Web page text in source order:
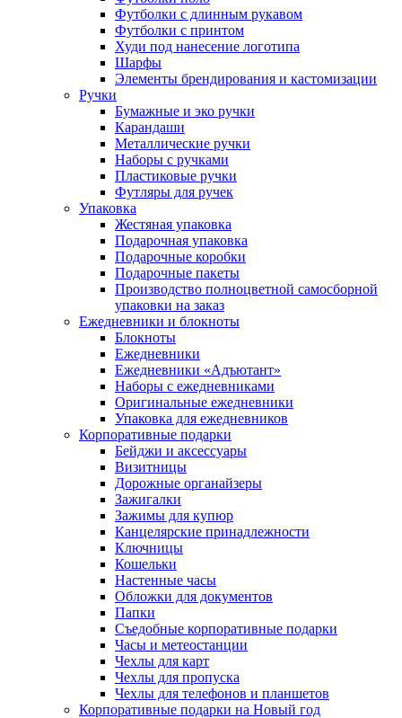
Футболки с длинным рукавом
Футболки с принтом
Худи под нанесение логотипа
Шарфы
Элементы брендирования и кастомизации
Ручки
Бумажные и эко ручки
Карандаши
Металлические ручки
Наборы с ручками
Пластиковые ручки
Футляры для ручек
Упаковка
Жестяная упаковка
Подарочная упаковка
Подарочные коробки
Подарочные пакеты
Производство полноцветной самосборной
упаковки на заказ
Ежедневники и блокноты
Блокноты
Ежедневники
Ежедневники «Адъютант»
Наборы с ежедневниками
Оригинальные ежедневники
Упаковка для ежедневников
Корпоративные подарки
Бейджи и аксессуары
Визитницы
Дорожные органайзеры
Зажигалки
Зажимы для купюр
Канцелярские принадлежности
Ключницы
Кошельки
Настенные часы
Обложки для документов
Папки
Съедобные корпоративные подарки
Часы и метеостанции
Чехлы для карт
Чехлы для пропуска
Чехлы для телефонов и планшетов
Корпоративные подарки на Новый год